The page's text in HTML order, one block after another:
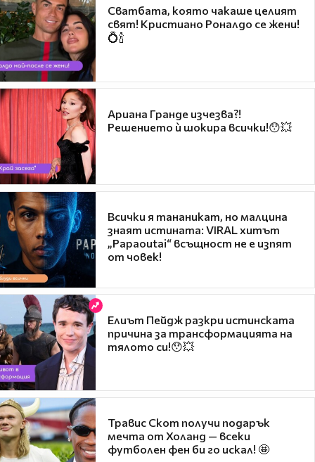
Сватбата, която чакаше целият
свят! Кристиано Роналдо се жени!
💍🍾
Ариана Гранде изчезва?!
Решението ѝ шокира всички!😯💥
Всички я тананикат, но малцина
знаят истината: VIRAL хитът
„Papaoutai“ всъщност не е изпят
от човек!
Елиът Пейдж разкри истинската
причина за трансформацията на
тялото си!😯💥
Травис Скот получи подарък
мечта от Холанд — всеки
футболен фен би го искал! 🤩